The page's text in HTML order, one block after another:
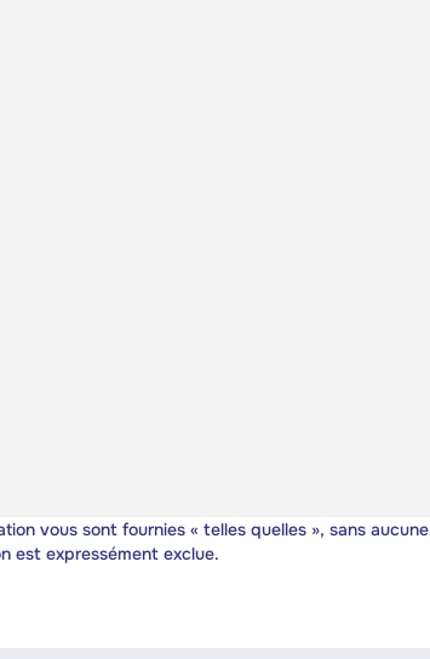
vous sont fournies « telles quelles », sans aucune
est expressément exclue.